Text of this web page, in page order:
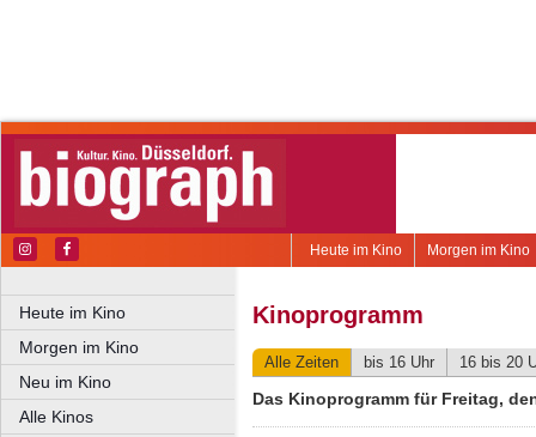
Morgen im Kino
Heute im Kino
Heute im Kino
Morgen im Kino
Neu im Kino
Alle Kinos
Kinoprogramm
Alle Zeiten bis 16 Uhr 16 bis 20
Das Kinoprogramm für Freitag,